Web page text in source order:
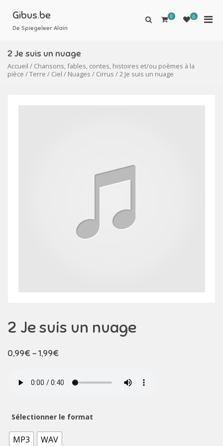
contenu
Gibus.be
De Spiegeleer Alain
Afficher0 0
2 Je suis un nuage
Accueil / Chansons, fables, contes, histoires et/ou poèmes à la
pièce /Terre / Ciel / Nuages / Cirrus / 2 Je suis un nuage
2 Je suis un nuage
0,99€–1,99€
Sélectionner le format
MP3 WAV